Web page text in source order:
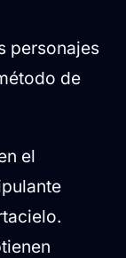
personajes
de
el